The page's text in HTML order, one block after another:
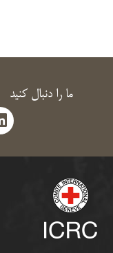
ما را دنبال کنید